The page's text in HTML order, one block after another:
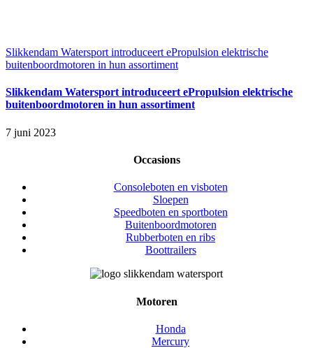
Slikkendam Watersport introduceert ePropulsion elektrische
buitenboordmotoren in hun assortiment
Slikkendam Watersport introduceert ePropulsion elektrische
buitenboordmotoren in hun assortiment
7 juni 2023
Occasions
Consoleboten en visboten
Sloepen
Speedboten en sportboten
Buitenboordmotoren
Rubberboten en ribs
Boottrailers
Motoren
Honda
Mercury